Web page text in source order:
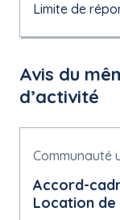
Limite de
Avis du
d’activité
Communauté
Accord-
Location